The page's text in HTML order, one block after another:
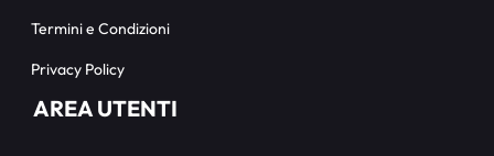
Termini e Condizioni
Privacy Policy
AREA UTENTI